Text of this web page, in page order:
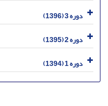
دوره 3 (1396)
دوره 2 (1395)
دوره 1 (1394)